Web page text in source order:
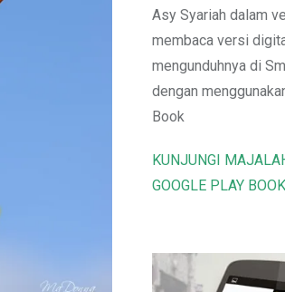
Asy Syariah dalam
membaca versi
mengunduhnya di
dengan
Book
KUNJUNGI
GOOGLE PLAY BOOK